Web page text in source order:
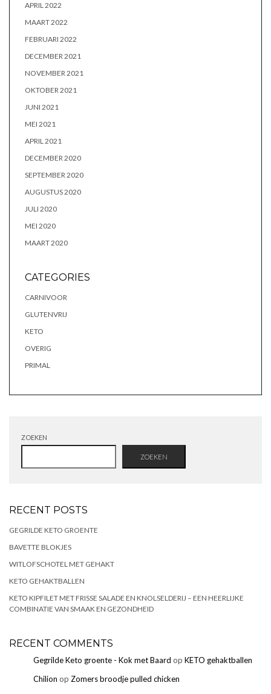
APRIL 2022
MAART 2022
FEBRUARI 2022
DECEMBER 2021
NOVEMBER 2021
OKTOBER 2021
JUNI 2021
MEI 2021
APRIL 2021
DECEMBER 2020
SEPTEMBER 2020
AUGUSTUS 2020
JULI 2020
MEI 2020
MAART 2020
CATEGORIES
CARNIVOOR
GLUTENVRIJ
KETO
OVERIG
PRIMAL
ZOEKEN
ZOEKEN
RECENT POSTS
GEGRILDE KETO GROENTE
BAVETTE BLOKJES
WITLOFSCHOTEL MET GEHAKT
KETO GEHAKTBALLEN
KETO KIPFILET MET FRISSE SALADE EN KNOLSELDERIJ – EEN HEERLIJKE
COMBINATIE VAN SMAAK EN GEZONDHEID
RECENT COMMENTS
Gegrilde Keto groente - Kok met Baard op KETO gehaktballen
Chilion op Zomers broodje pulled chicken